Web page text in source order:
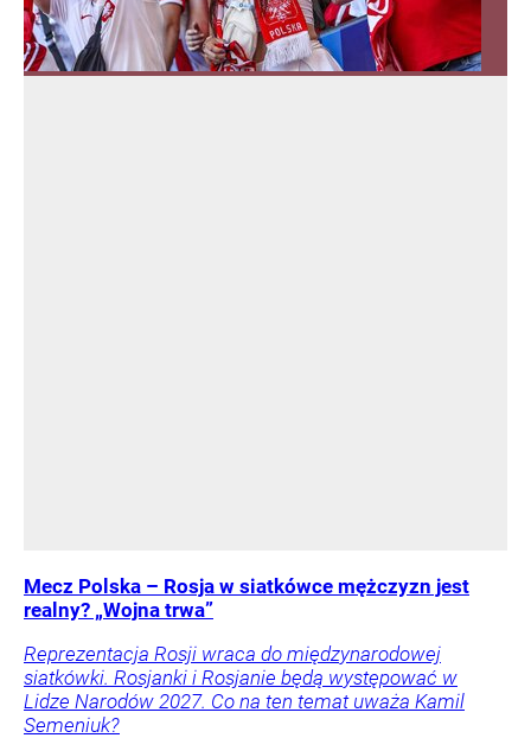
Mecz Polska – Rosja w siatkówce mężczyzn jest
realny? „Wojna trwa”
Reprezentacja Rosji wraca do międzynarodowej
siatkówki. Rosjanki i Rosjanie będą występować w
Lidze Narodów 2027. Co na ten temat uważa Kamil
Semeniuk?